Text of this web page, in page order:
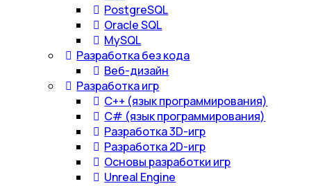
PostgreSQL
Oracle SQL
MySQL
Разработка без кода
Веб-дизайн
Разработка игр
С++ (язык программирования)
С# (язык программирования)
Разработка 3D-игр
Разработка 2D-игр
Основы разработки игр
Unreal Engine